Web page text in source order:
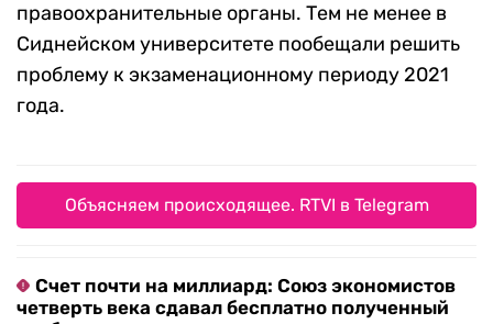
правоохранительные органы. Тем не менее в
Сиднейском университете пообещали решить
проблему к экзаменационному периоду 2021
года.
Объясняем происходящее. RTVI в Telegram
Счет почти на миллиард: Союз экономистов
четверть века сдавал бесплатно полученный